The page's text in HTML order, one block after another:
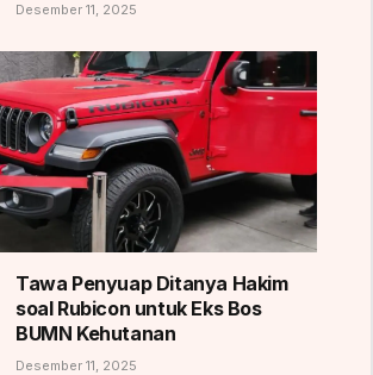
Desember 11, 2025
Tawa Penyuap Ditanya Hakim
soal Rubicon untuk Eks Bos
BUMN Kehutanan
Desember 11, 2025